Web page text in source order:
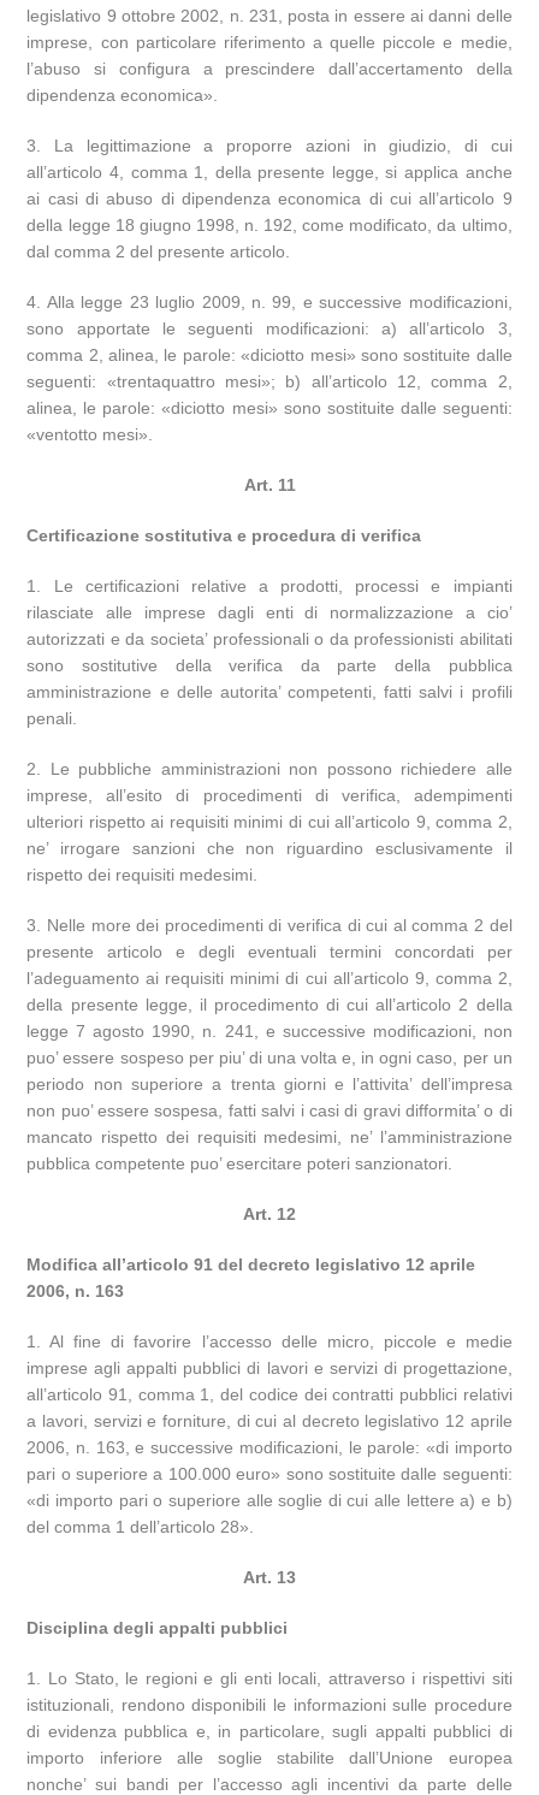
legislativo 9 ottobre 2002, n. 231, posta in essere ai danni delle
imprese, con particolare riferimento a quelle piccole e medie,
l’abuso si configura a prescindere dall’accertamento della
dipendenza economica».
3. La legittimazione a proporre azioni in giudizio, di cui
all’articolo 4, comma 1, della presente legge, si applica anche
ai casi di abuso di dipendenza economica di cui all’articolo 9
della legge 18 giugno 1998, n. 192, come modificato, da ultimo,
dal comma 2 del presente articolo.
4. Alla legge 23 luglio 2009, n. 99, e successive modificazioni,
sono apportate le seguenti modificazioni: a) all’articolo 3,
comma 2, alinea, le parole: «diciotto mesi» sono sostituite dalle
seguenti: «trentaquattro mesi»; b) all’articolo 12, comma 2,
alinea, le parole: «diciotto mesi» sono sostituite dalle seguenti:
«ventotto mesi».
Art. 11
Certificazione sostitutiva e procedura di verifica
1. Le certificazioni relative a prodotti, processi e impianti
rilasciate alle imprese dagli enti di normalizzazione a cio’
autorizzati e da societa’ professionali o da professionisti abilitati
sono sostitutive della verifica da parte della pubblica
amministrazione e delle autorita’ competenti, fatti salvi i profili
penali.
2. Le pubbliche amministrazioni non possono richiedere alle
imprese, all’esito di procedimenti di verifica, adempimenti
ulteriori rispetto ai requisiti minimi di cui all’articolo 9, comma 2,
ne’ irrogare sanzioni che non riguardino esclusivamente il
rispetto dei requisiti medesimi.
3. Nelle more dei procedimenti di verifica di cui al comma 2 del
presente articolo e degli eventuali termini concordati per
l’adeguamento ai requisiti minimi di cui all’articolo 9, comma 2,
della presente legge, il procedimento di cui all’articolo 2 della
legge 7 agosto 1990, n. 241, e successive modificazioni, non
puo’ essere sospeso per piu’ di una volta e, in ogni caso, per un
periodo non superiore a trenta giorni e l’attivita’ dell’impresa
non puo’ essere sospesa, fatti salvi i casi di gravi difformita’ o di
mancato rispetto dei requisiti medesimi, ne’ l’amministrazione
pubblica competente puo’ esercitare poteri sanzionatori.
Art. 12
Modifica all’articolo 91 del decreto legislativo 12 aprile
2006, n. 163
1. Al fine di favorire l’accesso delle micro, piccole e medie
imprese agli appalti pubblici di lavori e servizi di progettazione,
all’articolo 91, comma 1, del codice dei contratti pubblici relativi
a lavori, servizi e forniture, di cui al decreto legislativo 12 aprile
2006, n. 163, e successive modificazioni, le parole: «di importo
pari o superiore a 100.000 euro» sono sostituite dalle seguenti:
«di importo pari o superiore alle soglie di cui alle lettere a) e b)
del comma 1 dell’articolo 28».
Art. 13
Disciplina degli appalti pubblici
1. Lo Stato, le regioni e gli enti locali, attraverso i rispettivi siti
istituzionali, rendono disponibili le informazioni sulle procedure
di evidenza pubblica e, in particolare, sugli appalti pubblici di
importo inferiore alle soglie stabilite dall’Unione europea
nonche’ sui bandi per l’accesso agli incentivi da parte delle